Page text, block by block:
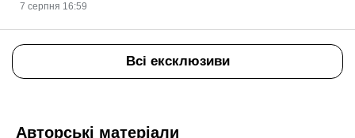
7 серпня 16:59
Всі ексклюзиви
Авторські матеріали